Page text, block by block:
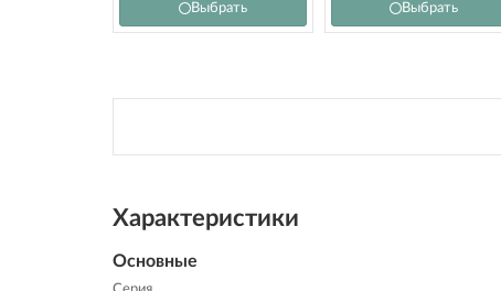
Выбрать Выбрать
Характеристики
Основные